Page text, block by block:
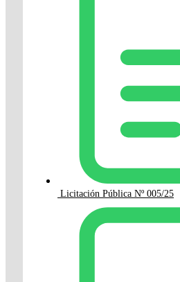
Licitación Pública Nº 005/25